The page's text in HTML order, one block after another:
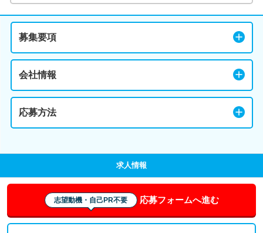
募集要項
会社情報
応募方法
求人情報
志望動機・自己PR不要 応募フォームへ進む